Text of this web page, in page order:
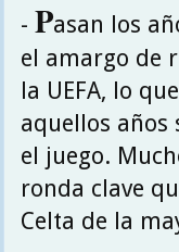
- Pasan los
el amargo de
la UEFA, lo
aquellos
el juego.
ronda clave
Celta de la